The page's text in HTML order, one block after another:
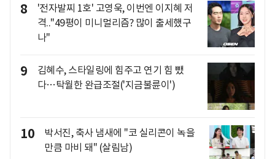
8
'전자발찌 1호' 고영욱, 이번엔 이지혜 저
격.."49평이 미니멀리즘? 많이 출세했구
나"
9
김혜수, 스타일링에 힘주고 연기 힘 뺐
다…탁월한 완급조절('지금불륜이')
10
박서진, 축사 냄새에 "코 실리콘이 녹을
만큼 마비 돼" (살림남)